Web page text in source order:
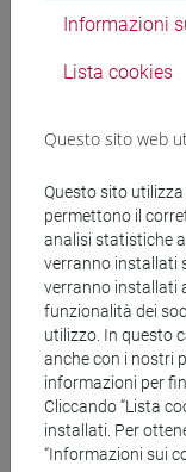
PUPPULIN
copresenza
Materiali
Materiali su
Corsi di
[CT7]
Laurea
percorso
Informazioni
Lista cookies
Questo sito web
Questo sito
permettono il
analisi statistiche
verranno installati
verranno installati
funzionalità dei
utilizzo. In questo
anche con i nostri
informazioni per
Cliccando “Lista
installati. Per
“Informazioni sui